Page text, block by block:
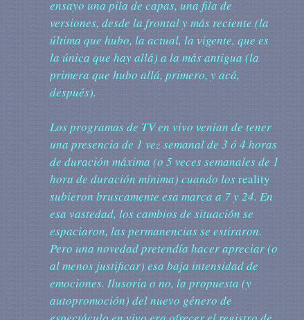
ensayo una pila de capas, una fila de
versiones, desde la frontal y más reciente (la
última que hubo, la actual, la vigente, que es
la única que hay allá) a la más antigua (la
primera que hubo allá, primero, y acá,
después).
Los programas de TV en vivo venían de tener
una presencia de 1 vez semanal de 3 ó 4 horas
de duración máxima (o 5 veces semanales de 1
hora de duración mínima) cuando los reality
subieron bruscamente esa marca a 7 y 24. En
esa vastedad, los cambios de situación se
espaciaron, las permanencias se estiraron.
Pero una novedad pretendía hacer apreciar (o
al menos justificar) esa baja intensidad de
emociones. Ilusoria o no, la propuesta (y
autopromoción) del nuevo género de